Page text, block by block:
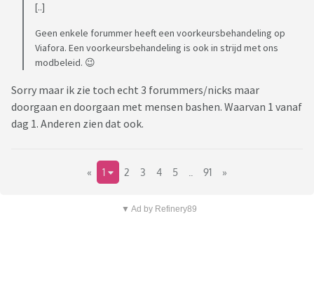
[..]
Geen enkele forummer heeft een voorkeursbehandeling op
Viafora. Een voorkeursbehandeling is ook in strijd met ons
modbeleid. 😉
Sorry maar ik zie toch echt 3 forummers/nicks maar
doorgaan en doorgaan met mensen bashen. Waarvan 1 vanaf
dag 1. Anderen zien dat ook.
« 1 2 3 4 5 91 »
▼ Ad by Refinery89